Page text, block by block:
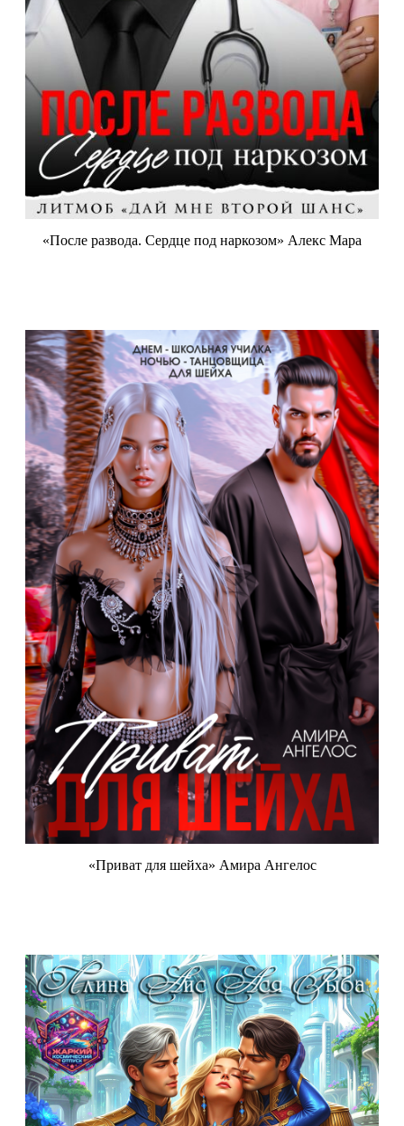
«После развода. Сердце под наркозом» Алекс Мара
«Приват для шейха» Амира Ангелос